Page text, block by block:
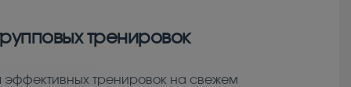
тренировок
тренировок на свежем